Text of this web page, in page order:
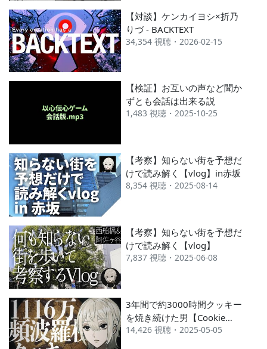
【対談】ケンカイヨシ×折乃
りづ - BACKTEXT
34,354 視聴・2026-02-15
【検証】お互いの声など聞か
ずとも会話は出来る説
1,483 視聴・2025-10-25
【考察】知らない街を予想だ
けで読み解く【vlog】in赤坂
8,354 視聴・2025-08-14
【考察】知らない街を予想だ
けで読み解く【vlog】
7,837 視聴・2025-06-08
3年間で約3000時間クッキー
を焼き続けた男【Cookie
Clicker】
14,426 視聴・2025-05-05